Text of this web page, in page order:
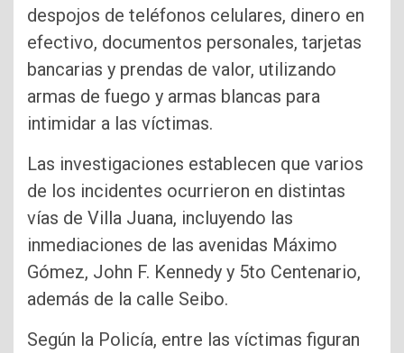
despojos de teléfonos celulares, dinero en
efectivo, documentos personales, tarjetas
bancarias y prendas de valor, utilizando
armas de fuego y armas blancas para
intimidar a las víctimas.
Las investigaciones establecen que varios
de los incidentes ocurrieron en distintas
vías de Villa Juana, incluyendo las
inmediaciones de las avenidas Máximo
Gómez, John F. Kennedy y 5to Centenario,
además de la calle Seibo.
Según la Policía, entre las víctimas figuran